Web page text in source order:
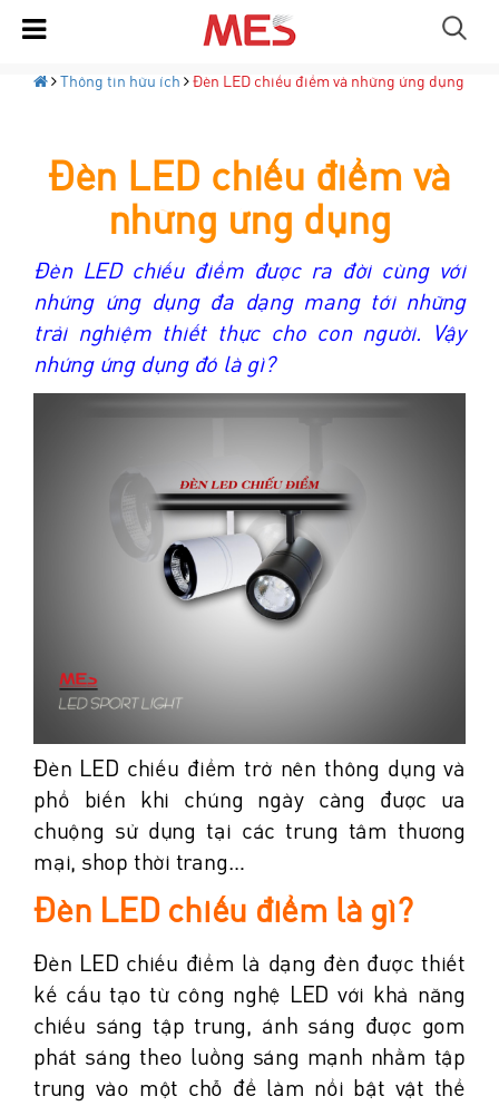
Thông tin hữu ích Đèn LED chiếu điểm và những ứng dụng
Đèn LED chiếu điểm và
những ứng dụng
Đèn LED chiếu điểm được ra đời cùng với
nhứng ứng dụng đa dạng mang tới những
trải nghiệm thiết thực cho con người. Vậy
nhứng ứng dụng đó là gì?
Đèn LED chiếu điểm trở nên thông dụng và
phổ biến khi chúng ngày càng được ưa
chuộng sử dụng tại các trung tâm thương
mại, shop thời trang…
Đèn LED chiếu điểm là gì?
Đèn LED chiếu điểm là dạng đèn được thiết
kế cấu tạo từ công nghệ LED với khả năng
chiếu sáng tập trung, ánh sáng được gom
phát sáng theo luồng sáng mạnh nhằm tập
trung vào một chỗ để làm nổi bật vật thể